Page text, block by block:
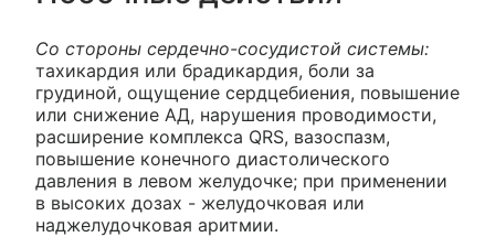
Со стороны сердечно-сосудистой системы:
тахикардия или брадикардия, боли за
грудиной, ощущение сердцебиения, повышение
или снижение АД, нарушения проводимости,
расширение комплекса QRS, вазоспазм,
повышение конечного диастолического
давления в левом желудочке; при применении
в высоких дозах - желудочковая или
наджелудочковая аритмии.